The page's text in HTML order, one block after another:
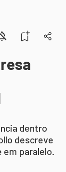
dentro
descreve
em paralelo.